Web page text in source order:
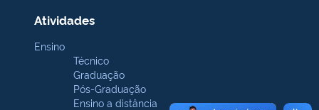
Atividades
Ensino
Técnico
Graduação
Pós-Graduação
Ensino a distância